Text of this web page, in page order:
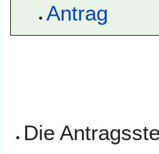
Antrag
Die